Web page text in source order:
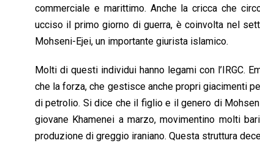
commerciale e marittimo. Anche la cricca che
ucciso il primo giorno di guerra, è coinvolta nel
Mohseni-Ejei, un importante giurista islamico.
Molti di questi individui hanno legami con l’IRGC.
che la forza, che gestisce anche propri giacimenti
di petrolio. Si dice che il figlio e il genero di
giovane Khamenei a marzo, movimentino molti
produzione di greggio iraniano. Questa struttura